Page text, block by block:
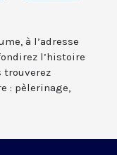
à l’adresse
l’histoire
trouverez
: pèlerinage,